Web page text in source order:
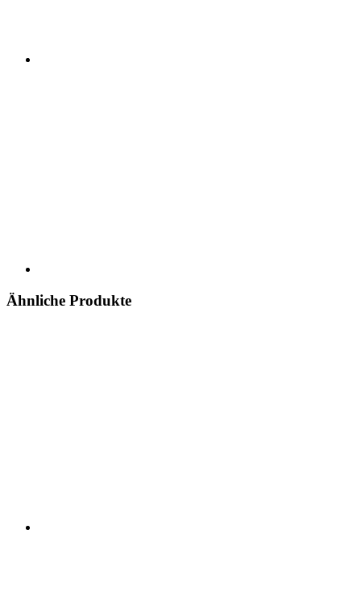
Ähnliche Produkte